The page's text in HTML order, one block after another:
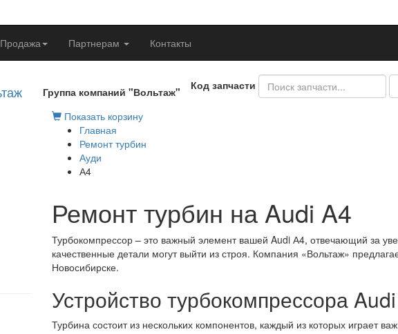
Продажа Партнерам Контакты
Группа компаний "Вольтаж"
Код запчасти
Показать корзину
Главная
Ремонт турбин
Ауди
А4
Ремонт турбин на Audi A4
Турбокомпрессор – это важный элемент вашей Audi А4, отвечающий за
качественные детали могут выйти из строя. Компания «Вольтаж»
Новосибирске.
Устройство турбокомпрессора
Турбина состоит из нескольких компонентов, каждый из которых играет